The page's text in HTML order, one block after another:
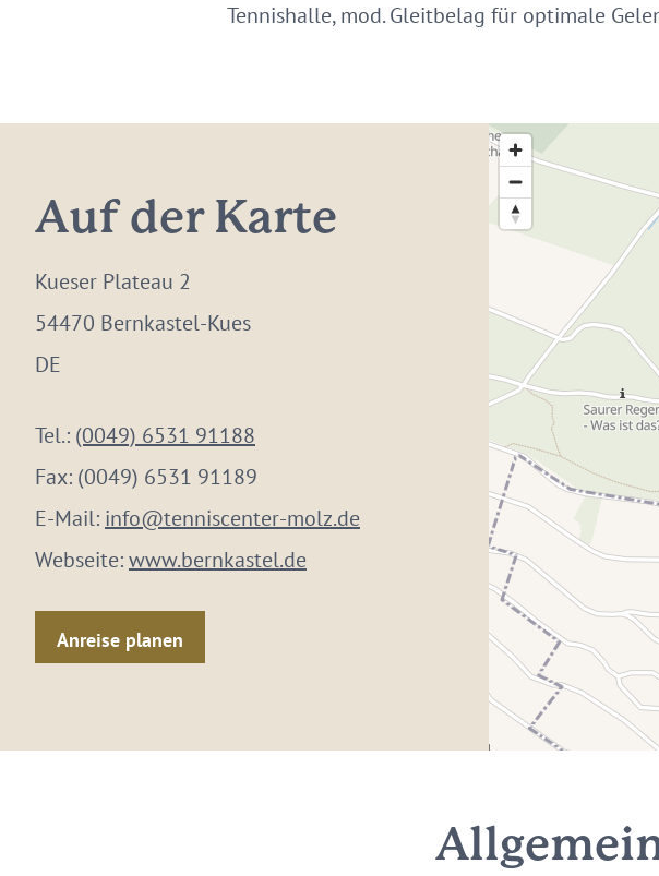
Tennishalle, mod. Gleitbelag für optimale
Auf der Karte
Kueser Plateau 2
54470 Bernkastel-Kues
DE
Tel.: (0049) 6531 91188
Fax: (0049) 6531 91189
E-Mail: info@tenniscenter-molz.de
Webseite:www.bernkastel.de
Anreise planen